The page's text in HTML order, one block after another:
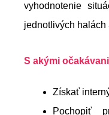
vyhodnotenie
jednotlivých halách
S akými
Získať
Pochopiť